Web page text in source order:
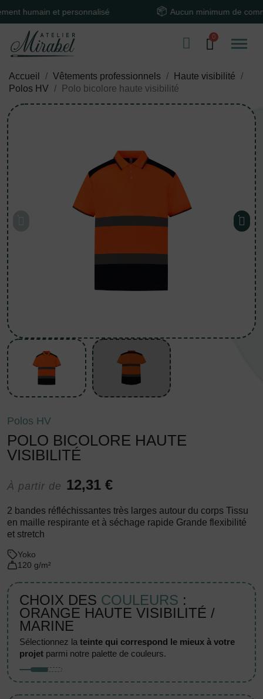
et personnalisé Aucun minimum de commande
Accueil Vêtements professionnels
Haute visibilité
Polos HV
Polo bicolore haute visibilité
Polos HV
POLO BICOLORE HAUTE
VISIBILITÉ
À partir de 12,31 €
2 bandes réfléchissantes très larges autour du corps Tissu
en maille respirante et à séchage rapide Grande flexibilité
et stretch
Yoko
120 g/m²
CHOIX DES COULEURS :
ORANGE HAUTE VISIBILITÉ /
MARINE
sélectionnez lateinte qui correspond le mieux à votre
projet parmi notre palette de couleurs.